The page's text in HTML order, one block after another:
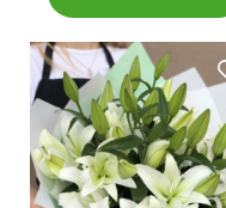
Можем добавить
гипсофилу.